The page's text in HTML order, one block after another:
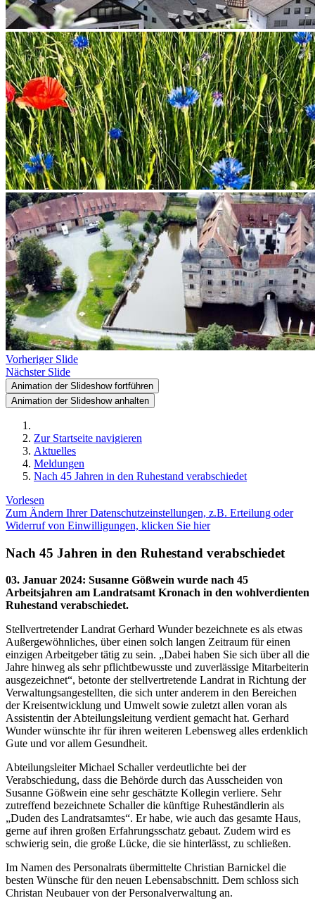
Vorheriger Slide
Nächster Slide
Animation der Slideshow fortführen
Animation der Slideshow anhalten
Zur Startseite navigieren
Aktuelles
Meldungen
Nach 45 Jahren in den Ruhestand verabschiedet
Vorlesen
Zum Ändern Ihrer Datenschutzeinstellungen, z.B. Erteilung oder
Widerruf von Einwilligungen, klicken Sie hier
Nach 45 Jahren in den Ruhestand verabschiedet
03. Januar 2024: Susanne Gößwein wurde nach 45
Arbeitsjahren am Landratsamt Kronach in den wohlverdienten
Ruhestand verabschiedet.
Stellvertretender Landrat Gerhard Wunder bezeichnete es als etwas
Außergewöhnliches, über einen solch langen Zeitraum für einen
einzigen Arbeitgeber tätig zu sein. „Dabei haben Sie sich über all die
Jahre hinweg als sehr pflichtbewusste und zuverlässige Mitarbeiterin
ausgezeichnet“, betonte der stellvertretende Landrat in Richtung der
Verwaltungsangestellten, die sich unter anderem in den Bereichen
der Kreisentwicklung und Umwelt sowie zuletzt allen voran als
Assistentin der Abteilungsleitung verdient gemacht hat. Gerhard
Wunder wünschte ihr für ihren weiteren Lebensweg alles erdenklich
Gute und vor allem Gesundheit.
Abteilungsleiter Michael Schaller verdeutlichte bei der
Verabschiedung, dass die Behörde durch das Ausscheiden von
Susanne Gößwein eine sehr geschätzte Kollegin verliere. Sehr
zutreffend bezeichnete Schaller die künftige Ruheständlerin als
„Duden des Landratsamtes“. Er habe, wie auch das gesamte Haus,
gerne auf ihren großen Erfahrungsschatz gebaut. Zudem wird es
schwierig sein, die große Lücke, die sie hinterlässt, zu schließen.
Im Namen des Personalrats übermittelte Christian Barnickel die
besten Wünsche für den neuen Lebensabschnitt. Dem schloss sich
Christan Neubauer von der Personalverwaltung an.